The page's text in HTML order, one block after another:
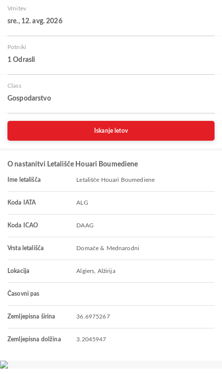
Vrnitev
sre., 12. avg. 2026
Potniki
1 Odrasli
Class
Gospodarstvo
Iskanje letov
O nastanitvi Letališče Houari Boumediene
Ime letališča Letališče Houari Boumediene
Koda IATA ALG
Koda ICAO DAAG
Vrsta letališča Domače & Mednarodni
Lokacija Algiers, Alžirija
Časovni pas
Zemljepisna širina 36.6975267
Zemljepisna dolžina 3.2045947